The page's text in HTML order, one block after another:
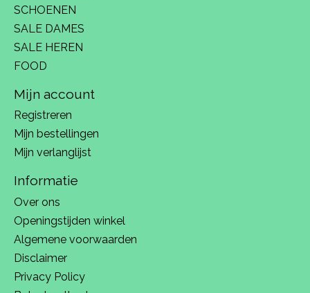
SCHOENEN
SALE DAMES
SALE HEREN
FOOD
Mijn account
Registreren
Mijn bestellingen
Mijn verlanglijst
Informatie
Over ons
Openingstijden winkel
Algemene voorwaarden
Disclaimer
Privacy Policy